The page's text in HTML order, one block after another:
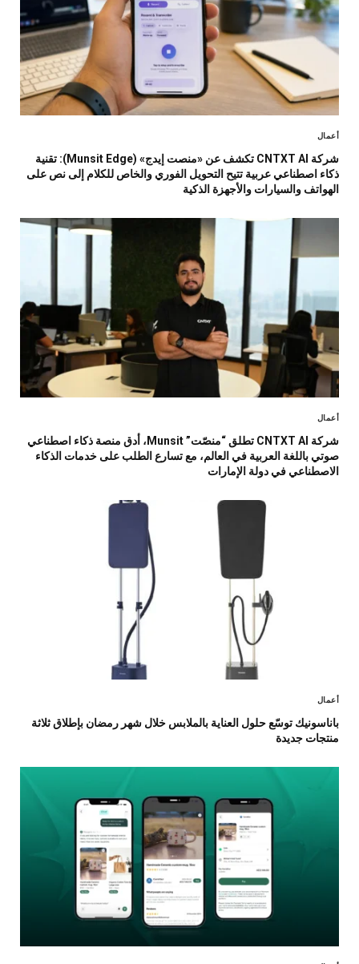
أعمال
شركة CNTXT AI تكشف عن «منصت إيدج» (Munsit Edge): تقنية
ذكاء اصطناعي عربية تتيح التحويل الفوري والخاص للكلام إلى نص على
الهواتف والسيارات والأجهزة الذكية
أعمال
شركة CNTXT AI تطلق “منصّت” Munsit، أدق منصة ذكاء اصطناعي
صوتي باللغة العربية في العالم، مع تسارع الطلب على خدمات الذكاء
الاصطناعي في دولة الإمارات
أعمال
باناسونيك توسّع حلول العناية بالملابس خلال شهر رمضان بإطلاق ثلاثة
منتجات جديدة